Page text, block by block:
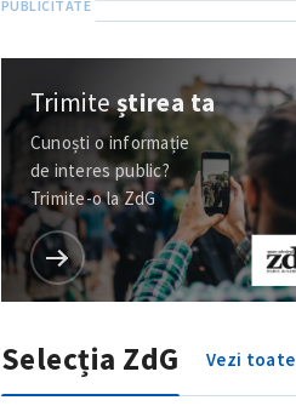
Trimiteștirea ta
Cunoști o informație
de interes public?
Trimite-o la ZdG
Selecția ZdG Vezi toate